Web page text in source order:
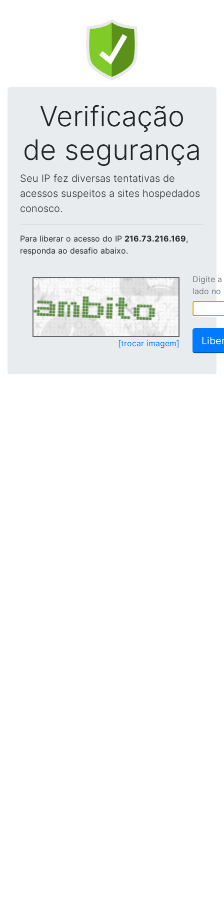
Verificação
de segurança
Seu IP fez diversas tentativas de
acessos suspeitos a sites hospedados
conosco.
Para liberar o acesso do IP 216.73.216.169,
responda ao desafio abaixo.
[trocar imagem]
Digite
lado no